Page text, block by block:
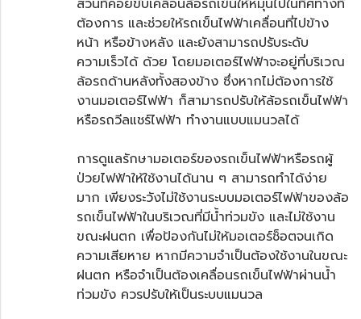
ส่วนที่คอยขับเคลื่อนล้อรถเข็นให้หมุนไปในทิศทางที่
ต้องการ และช่วยให้รถเข็นไฟฟ้าเคลื่อนที่ไปข้าง
หน้า หรือข้างหลัง และยังสามารถปรับระดับ
ความเร็วได้ ด้วย โดยมอเตอร์ไฟฟ้าจะอยู่ที่บริเวณ
ล้อรถด้านหลังทั้งสองข้าง ซึ่งหากไม่ต้องการใช้
งานมอเตอร์ไฟฟ้า ก็สามารถปรับให้ล้อรถเข็นไฟฟ้า
หรือรถวีลแชร์ไฟฟ้า ทำงานแบบแมนวลได้
การดูแลรักษามอเตอร์ของรถเข็นไฟฟ้าหรือรถผู้
ป่วยไฟฟ้าให้ใช้งานได้นาน ๆ สามารถทำได้ง่าย
มาก เพียงระวังไม่ใช้งานระบบมอเตอร์ไฟฟ้าของล้อ
รถเข็นไฟฟ้าในบริเวณที่มีน้ำท่วมขัง และไม่ใช้งาน
ขณะฝนตก เพื่อป้องกันไม่ให้มอเตอร์ช็อตจนเกิด
ความเสียหาย หากมีความจำเป็นต้องใช้งานในขณะ
ฝนตก หรือจำเป็นต้องเคลื่อนรถเข็นไฟฟ้าผ่านน้ำ
ท่วมขัง ควรปรับให้เป็นระบบแมนวล